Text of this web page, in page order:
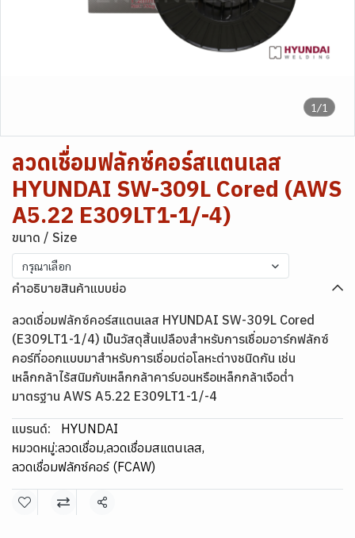
1/1
ลวดเชื่อมฟลักซ์คอร์สแตนเลส
HYUNDAI SW-309L Cored (AWS
A5.22 E309LT1-1/-4)
ขนาด / Size
กรุณาเลือก
คำอธิบายสินค้าแบบย่อ
ลวดเชื่อมฟลักซ์คอร์สแตนเลส HYUNDAI SW-309L Cored
(E309LT1-1/4) เป็นวัสดุสิ้นเปลืองสำหรับการเชื่อมอาร์กฟลักซ์
คอร์ที่ออกแบบมาสำหรับการเชื่อมต่อโลหะต่างชนิดกัน เช่น
เหล็กกล้าไร้สนิมกับเหล็กกล้าคาร์บอนหรือเหล็กกล้าเจือต่ำ
มาตรฐาน AWS A5.22 E309LT1-1/-4
แบรนด์:
HYUNDAI
หมวดหมู่:ลวดเชื่อม,ลวดเชื่อมสแตนเลส,
ลวดเชื่อมฟลักซ์คอร์ (FCAW)
แชร์